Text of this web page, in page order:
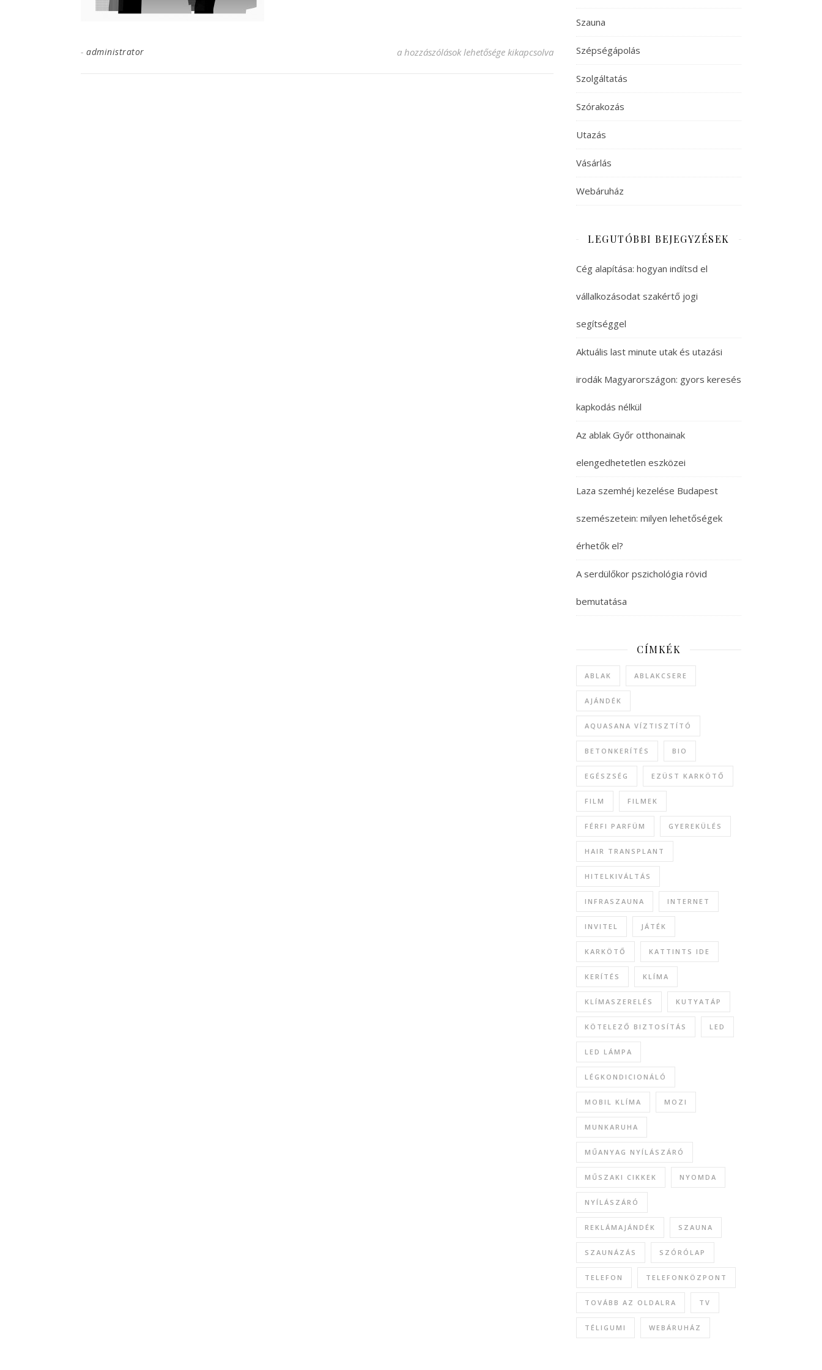
- administrator allaskereses bejegyzéshez
a hozzászólások lehetősége kikapcsolva
Szauna
Szépségápolás
Szolgáltatás
Szórakozás
Utazás
Vásárlás
Webáruház
LEGUTÓBBI BEJEGYZÉSEK
Cég alapítása: hogyan indítsd el
vállalkozásodat szakértő jogi
segítséggel
Aktuális last minute utak és utazási
irodák Magyarországon: gyors keresés
kapkodás nélkül
Az ablak Győr otthonainak
elengedhetetlen eszközei
Laza szemhéj kezelése Budapest
szemészetein: milyen lehetőségek
érhetők el?
A serdülőkor pszichológia rövid
bemutatása
CÍMKÉK
ABLAK ABLAKCSERE
AJÁNDÉK
AQUASANA VÍZTISZTÍTÓ
BETONKERÍTÉS BIO
EGÉSZSÉG EZÜST KARKÖTŐ
FILM FILMEK
FÉRFI PARFÜM GYEREKÜLÉS
HAIR TRANSPLANT
HITELKIVÁLTÁS
INFRASZAUNA INTERNET
INVITEL JÁTÉK
KARKÖTŐ KATTINTS IDE
KERÍTÉS KLÍMA
KLÍMASZERELÉS KUTYATÁP
KÖTELEZŐ BIZTOSÍTÁS LED
LED LÁMPA
LÉGKONDICIONÁLÓ
MOBIL KLÍMA MOZI
MUNKARUHA
MŰANYAG NYÍLÁSZÁRÓ
MŰSZAKI CIKKEK NYOMDA
NYÍLÁSZÁRÓ
REKLÁMAJÁNDÉK SZAUNA
SZAUNÁZÁS SZÓRÓLAP
TELEFON TELEFONKÖZPONT
TOVÁBB AZ OLDALRA TV
TÉLIGUMI WEBÁRUHÁZ